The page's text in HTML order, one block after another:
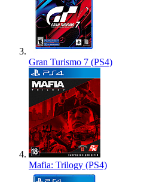
Gran Turismo 7 (PS4)
Mafia: Trilogy (PS4)